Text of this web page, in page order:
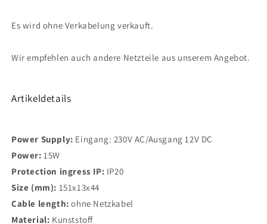
Es wird ohne Verkabelung verkauft.
Wir empfehlen auch andere Netzteile aus unserem Angebot.
Artikeldetails
Power Supply: Eingang: 230V AC/Ausgang 12V DC
Power:15W
Protection ingress IP: IP20
Size (mm): 151x13x44
Cable length:ohne Netzkabel
Material: Kunststoff